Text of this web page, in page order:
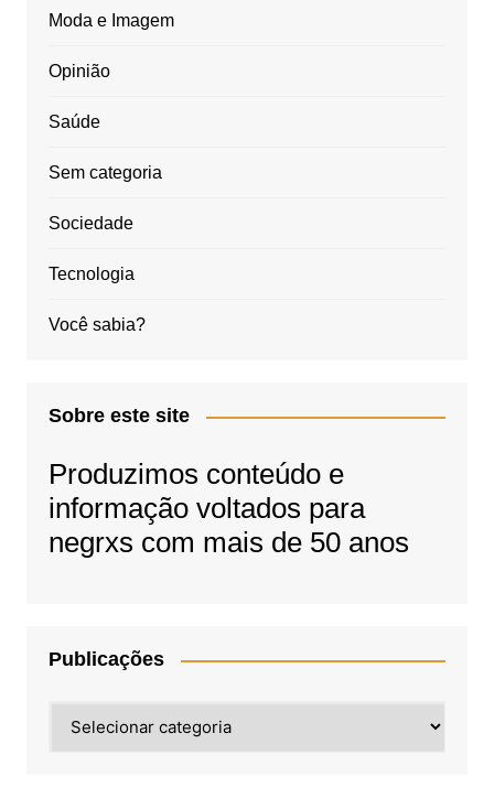
Moda e Imagem
Opinião
Saúde
Sem categoria
Sociedade
Tecnologia
Você sabia?
Sobre este site
Produzimos conteúdo e
informação voltados para
negrxs com mais de 50 anos
Publicações